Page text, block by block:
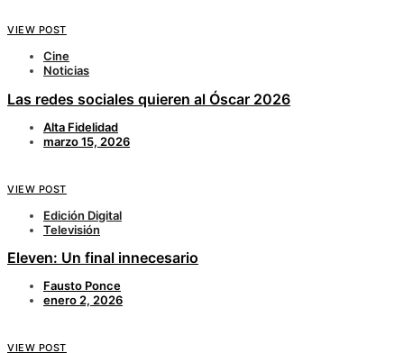
VIEW POST
Cine
Noticias
Las redes sociales quieren al Óscar 2026
Alta Fidelidad
marzo 15, 2026
VIEW POST
Edición Digital
Televisión
Eleven: Un final innecesario
Fausto Ponce
enero 2, 2026
VIEW POST